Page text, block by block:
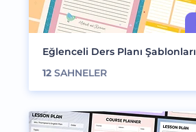
Eğlenceli Ders Planı Şablonları
12 SAHNELER